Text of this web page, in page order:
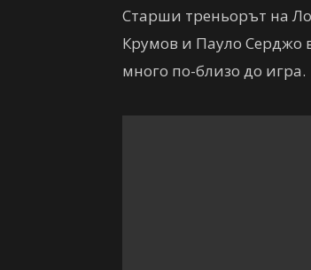
Старши треньорът на
Крумов и Пауло Серджо
много по-близо до игра.